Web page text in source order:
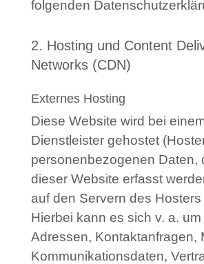
folgenden
2. Hosting und Content
Networks (CDN)
Externes Hosting
Diese Website wird bei
Dienstleister gehostet
personenbezogenen Daten,
dieser Website erfasst
auf den Servern des
Hierbei kann es sich v. a. um
Adressen, Kontaktanfragen,
Kommunikationsdaten,